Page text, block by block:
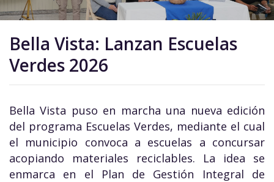
Bella Vista: Lanzan Escuelas
Verdes 2026
Bella Vista puso en marcha una nueva edición
del programa Escuelas Verdes, mediante el cual
el municipio convoca a escuelas a concursar
acopiando materiales reciclables. La idea se
enmarca en el Plan de Gestión Integral de